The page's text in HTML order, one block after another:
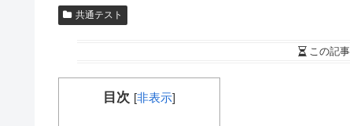
共通テスト
この記
目次 [非表示]